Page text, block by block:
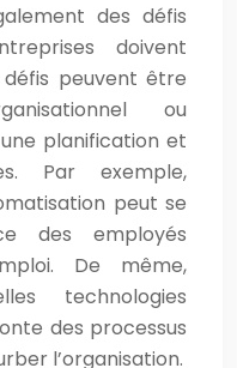
des défis
doivent
peuvent être
ou
planification et
Par exemple,
peut se
des employés
De même,
technologies
des processus
l’organisation.